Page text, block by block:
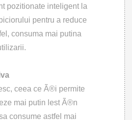
pozitionate inteligent la
pentru a reduce
consuma mai putina
ceea ce Ã®i permite
mai putin lest Ã®n
consume astfel mai